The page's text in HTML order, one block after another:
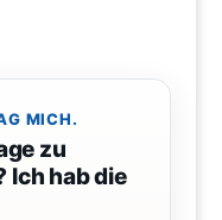
MICH.
zu
Ich hab die